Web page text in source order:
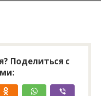
Поделиться с